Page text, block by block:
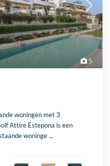
5
woningen met 3
Attire Estepona is een
woninge...